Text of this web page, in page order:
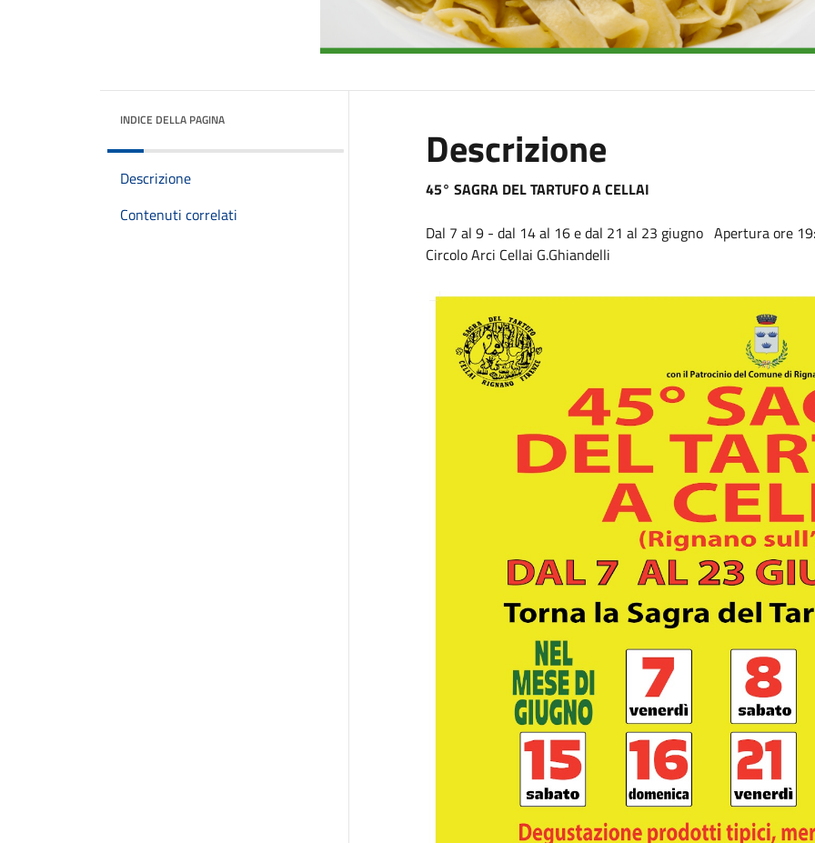
INDICE DELLA PAGINA
Descrizione
Contenuti correlati
Descrizione
45° SAGRA DEL TARTUFO A CELLAI
Dal 7 al 9 - dal 14 al 16 e dal 21 al 23 giugno Apertura ore
Circolo Arci Cellai G.Ghiandelli